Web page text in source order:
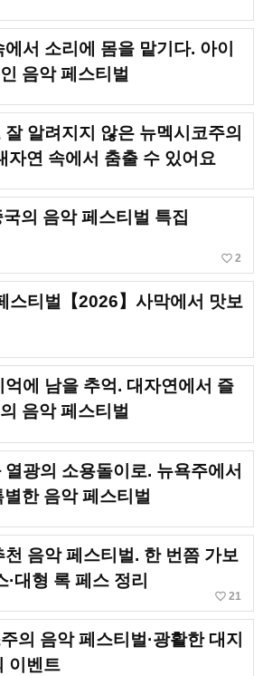
에서 소리에 몸을 맡기다. 아이
음악 페스티벌
잘 알려지지 않은 뉴멕시코주의
자연 속에서 춤출 수 있어요
의 음악 페스티벌 특집
favorite_border 2
스티벌【2026】사막에서 맛보
억에 남을 추억. 대자연에서 즐
음악 페스티벌
열광의 소용돌이로. 뉴욕주에서
한 음악 페스티벌
천 음악 페스티벌. 한 번쯤 가보
대형 록 페스 정리
favorite_border 21
의 음악 페스티벌·광활한 대지
이벤트